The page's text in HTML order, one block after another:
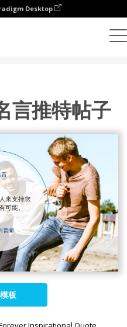
Desktop
言推特帖子
板